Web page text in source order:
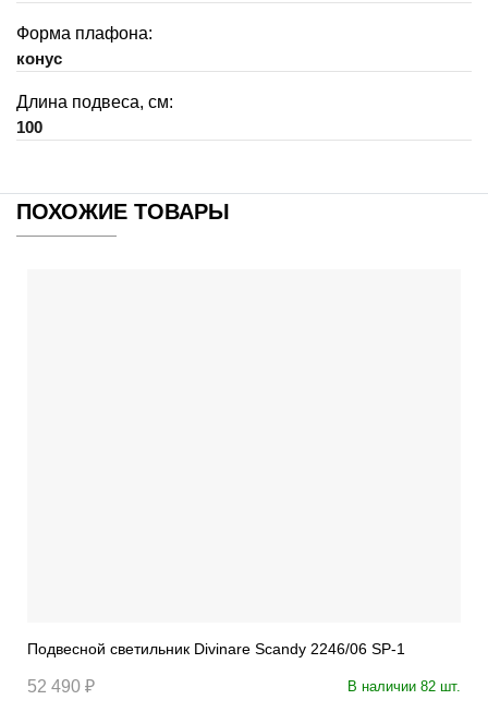
Форма плафона:
конус
Длина подвеса, см:
100
ПОХОЖИЕ ТОВАРЫ
Подвесной светильник Divinare Scandy 2246/06 SP-1
52 490 ₽ В наличии 82 шт.